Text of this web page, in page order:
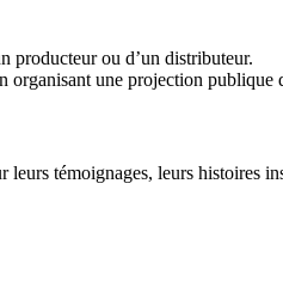
producteur ou d’un distributeur.
organisant une projection publique
témoignages, leurs histoires